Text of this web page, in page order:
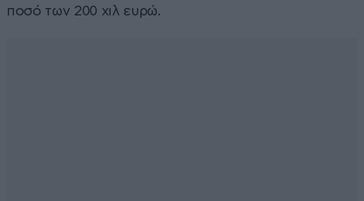
ποσό των 200 χιλ ευρώ.